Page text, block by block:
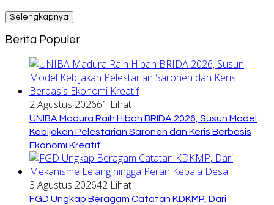
Selengkapnya
Berita Populer
2 Agustus 202661 Lihat
UNIBA Madura Raih Hibah BRIDA 2026, Susun Model
Kebijakan Pelestarian Saronen dan Keris Berbasis
Ekonomi Kreatif
3 Agustus 202642 Lihat
FGD Ungkap Beragam Catatan KDKMP, Dari